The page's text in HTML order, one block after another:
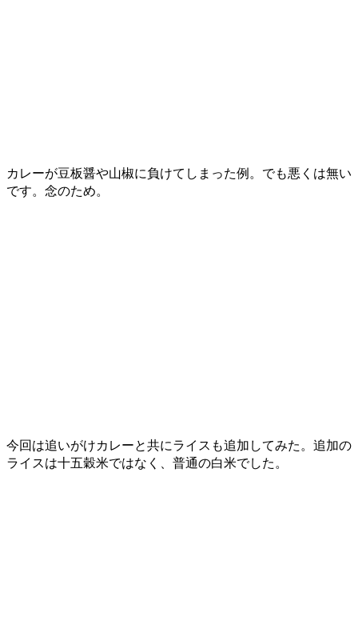
カレーが豆板醤や山椒に負けてしまった例。でも悪くは無い
です。念のため。
今回は追いがけカレーと共にライスも追加してみた。追加の
ライスは十五穀米ではなく、普通の白米でした。